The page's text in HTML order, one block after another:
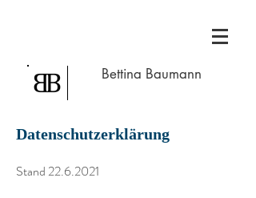
Bettina Baumann
Datenschutzerklärung
Stand 22.6.2021